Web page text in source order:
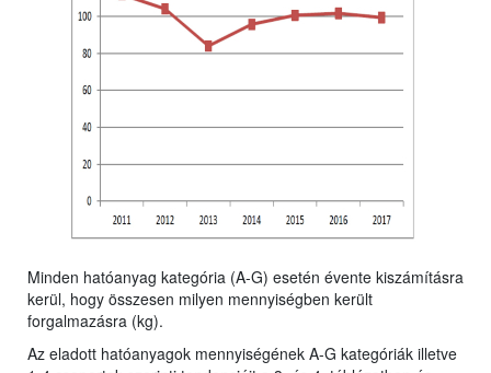
Minden hatóanyag kategória (A-G) esetén évente kiszámításra
kerül, hogy összesen milyen mennyiségben került
forgalmazásra (kg).
Az eladott hatóanyagok mennyiségének A-G kategóriák illetve